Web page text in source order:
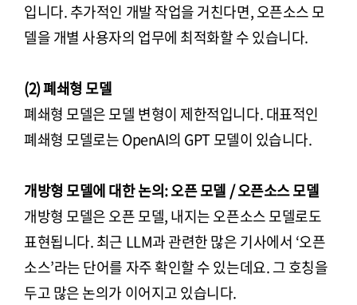
입니다. 추가적인 개발 작업을 거친다면, 오픈소스 모
델을 개별 사용자의 업무에 최적화할 수 있습니다.
(2) 폐쇄형 모델
폐쇄형 모델은 모델 변형이 제한적입니다. 대표적인
폐쇄형 모델로는 OpenAI의 GPT 모델이 있습니다.
개방형 모델에 대한 논의: 오픈 모델 / 오픈소스 모델
개방형 모델은 오픈 모델, 내지는 오픈소스 모델로도
표현됩니다. 최근 LLM과 관련한 많은 기사에서 ‘오픈
소스’라는 단어를 자주 확인할 수 있는데요. 그 호칭을
두고 많은 논의가 이어지고 있습니다.